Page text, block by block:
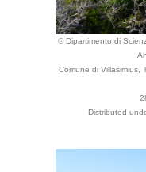
© Dipartimento di
Comune di Villasimius,
Distributed